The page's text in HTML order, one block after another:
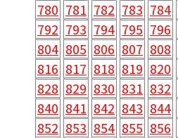
780 781 782 783 784
792 793 794 795 796
804 805 806 807 808
816 817 818 819 820
828 829 830 831 832
840 841 842 843 844
852 853 854 855 856